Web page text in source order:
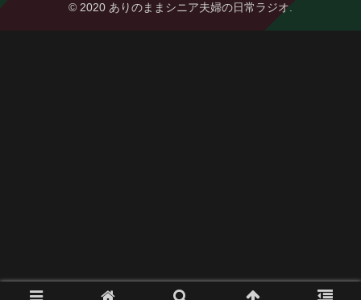
© 2020 ありのままシニア夫婦の日常ラジオ.